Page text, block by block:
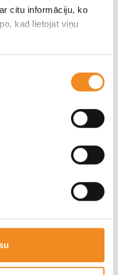
citu informāciju, ko
kad lietojat viņu
акций или на месте в